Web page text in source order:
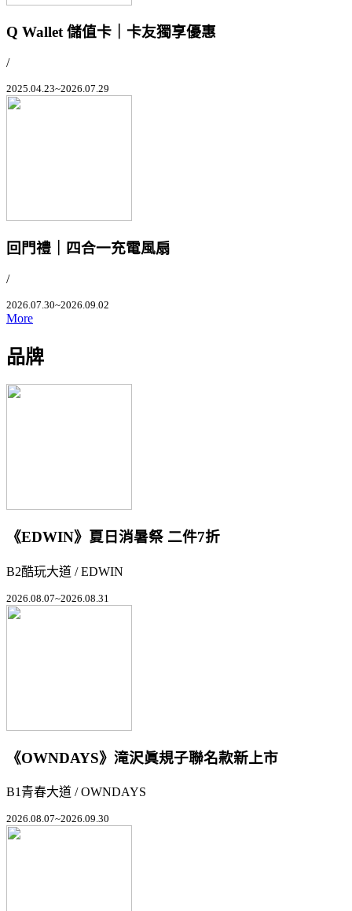
Q Wallet 儲值卡｜卡友獨享優惠
/
2025.04.23~2026.07.29
回門禮｜四合一充電風扇
/
2026.07.30~2026.09.02
More
品牌
《EDWIN》夏日消暑祭 二件7折
B2酷玩大道 / EDWIN
2026.08.07~2026.08.31
《OWNDAYS》滝沢眞規子聯名款新上市
B1青春大道 / OWNDAYS
2026.08.07~2026.09.30